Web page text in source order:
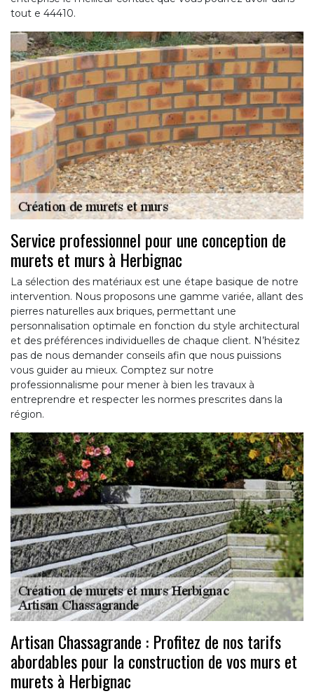
tout e 44410.
Service professionnel pour une conception de
murets et murs à Herbignac
La sélection des matériaux est une étape basique de notre
intervention. Nous proposons une gamme variée, allant des
pierres naturelles aux briques, permettant une
personnalisation optimale en fonction du style architectural
et des préférences individuelles de chaque client. N’hésitez
pas de nous demander conseils afin que nous puissions
vous guider au mieux. Comptez sur notre
professionnalisme pour mener à bien les travaux à
entreprendre et respecter les normes prescrites dans la
région.
Artisan Chassagrande : Profitez de nos tarifs
abordables pour la construction de vos murs et
murets à Herbignac